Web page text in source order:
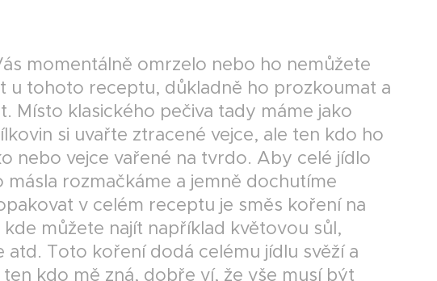
momentálně omrzelo nebo ho nemůžete
u tohoto receptu, důkladně ho prozkoumat a
Místo klasického pečiva tady máme jako
si uvařte ztracené vejce, ale ten kdo ho
nebo vejce vařené na tvrdo. Aby celé jídlo
rozmačkáme a jemně dochutíme
v celém receptu je směs koření na
můžete najít například květovou sůl,
Toto koření dodá celému jídlu svěží a
kdo mě zná, dobře ví, že vše musí být